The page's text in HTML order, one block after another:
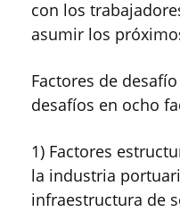
con los
asumir los
Factores de
desafíos en ocho
1) Factores
la industria
infraestructura de